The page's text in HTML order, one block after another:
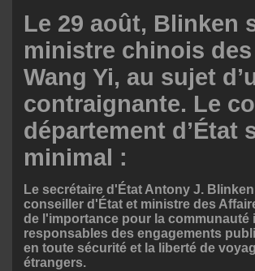
Le 29 août, Blinken
ministre chinois
Wang Yi, au sujet
contraignante. Le
département d’État
minimal :
Le secrétaire d'État Antony J.
conseiller d'État et ministre des
de l'importance pour la
responsables des engagements
en toute sécurité et la liberté de
étrangers.